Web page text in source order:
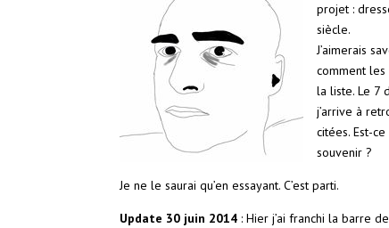
projet :
siècle.
J’aimerais
comment les
la liste. Le 7
j’arrive à
citées. Est-
souvenir ?
Je ne le saurai qu’en essayant. C’est parti.
Update 30 juin 2014 : Hier j’ai franchi la barre